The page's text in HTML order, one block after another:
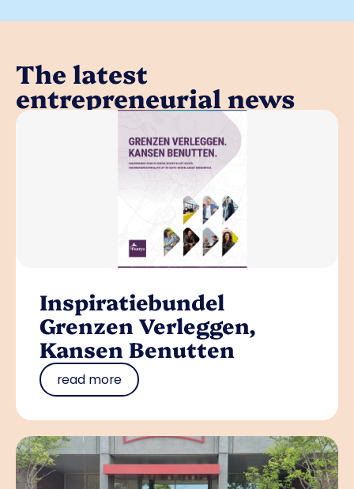
The latest
entrepreneurial news
Inspiratiebundel
Grenzen Verleggen,
Kansen Benutten
read more